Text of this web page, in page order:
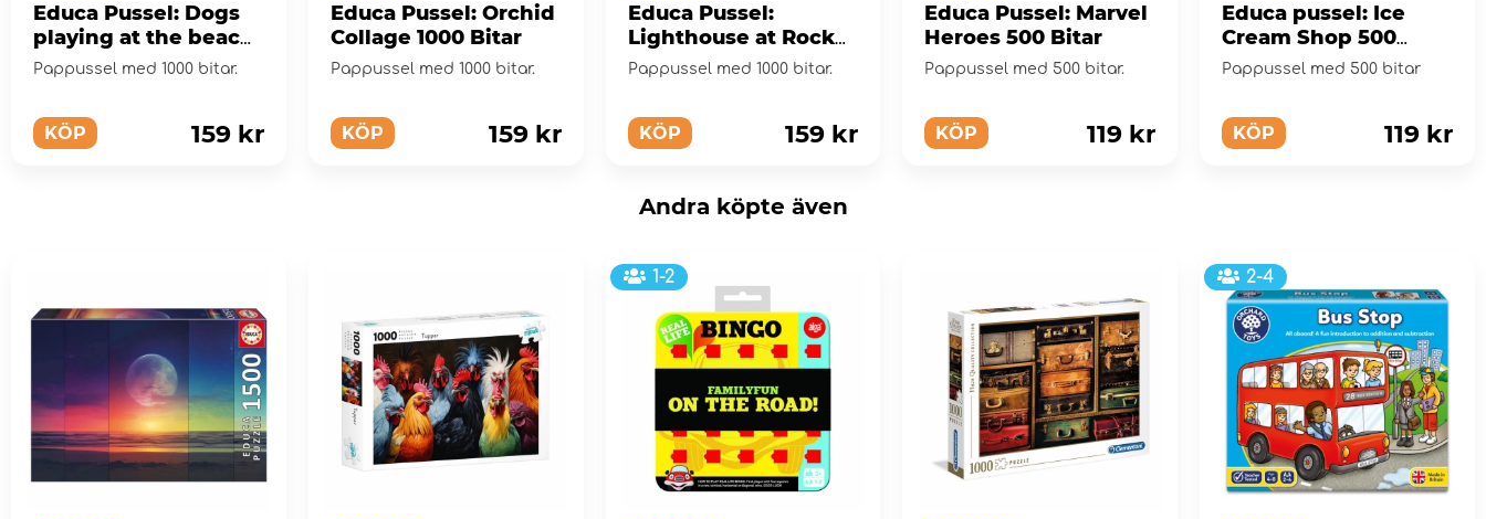
Educa Pussel: Dogs
playing at the beach
1000 Bitar
Pappussel med 1000 bitar.
KÖP 159 kr
Educa Pussel: Orchid
Collage 1000 Bitar
Pappussel med 1000 bitar.
KÖP 159 kr
Educa Pussel:
Lighthouse at Rock
Bay 1000 Bitar
Pappussel med 1000 bitar.
KÖP 159 kr
Educa Pussel: Marvel
Heroes 500 Bitar
Pappussel med 500 bitar.
KÖP 119 kr
Educa pussel: Ice
Cream Shop 500
Bitar
Pappussel med 500 bitar
KÖP 119 kr
Andra köpte även
1-2 2-4